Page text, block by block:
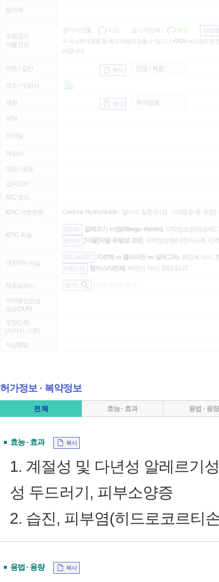
첨가제
도핑금지
약물정보
경기기간중 : 허용 경기기간외 : 허용
상세
※ 국소투여경로 등 예외 적용이 있을 수 있으니, KADA 누리집으로
바랍니다.
전문 / 일반 복사 단일 / 복합
제조 / 수입사
제형 복사 투여경로
성상
허가일
재심사
대조 / 생동
급여정보
ATC 코드
KPIC 약효분류 Cetirizine Hydrochloride : 알러지 질환 (비염, 가려움증 등 포함)
KPIC 학술
팜리뷰 알레르기 비염(Allergic rhinitis), 약학정보원(정경혜),
팜리뷰 [약물]약물 유발성 경련, 약학정보원(대한약사회 지
대한약사저널
OTC vs OTC 지르텍 vs 클라리틴 vs 알레그라, 최민욱 약사,
비밀노트 항히스타민제 , 박정빈 약사, 2021-12-27
제품설명서 보 기
의약품안전성
정보(DUR)
포장단위
(식약처 기준)
저장방법
허가정보 ∙ 복약정보
전 체 효능 · 효과 용법 · 용량
효능 · 효과 복사
1. 계절성 및 다년성 알레르기
성 두드러기, 피부소양증
2. 습진, 피부염(히드로코르티
용법 · 용량 복사